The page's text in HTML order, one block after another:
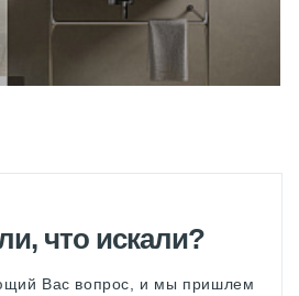
VITRA
что искали?
Вас вопрос, и мы пришлем